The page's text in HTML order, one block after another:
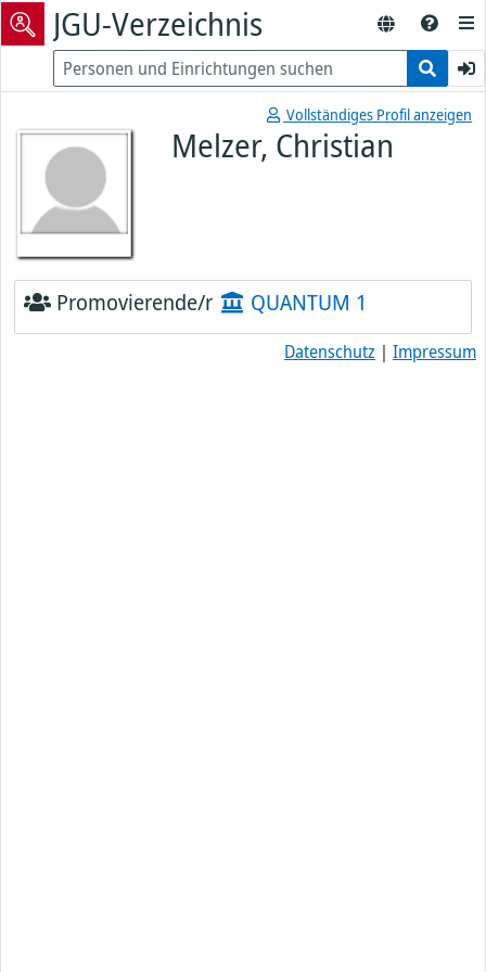
JGU-Verzeichnis
Vollständiges Profil anzeigen
Melzer, Christian
Promovierende/r QUANTUM 1
Datenschutz | Impressum